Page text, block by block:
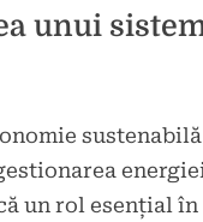
unui
un rol esențial în